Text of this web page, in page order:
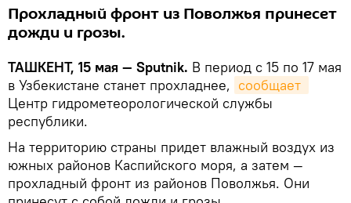
Прохладный фронт из Поволжья принесет
дожди и грозы.
ТАШКЕНТ, 15 мая — Sputnik. В период с 15 по 17 мая
в Узбекистане станет прохладнее,
Центр гидрометеорологической службы
республики.
На территорию страны придет влажный воздух из
южных районов Каспийского моря, а затем —
прохладный фронт из районов Поволжья. Они